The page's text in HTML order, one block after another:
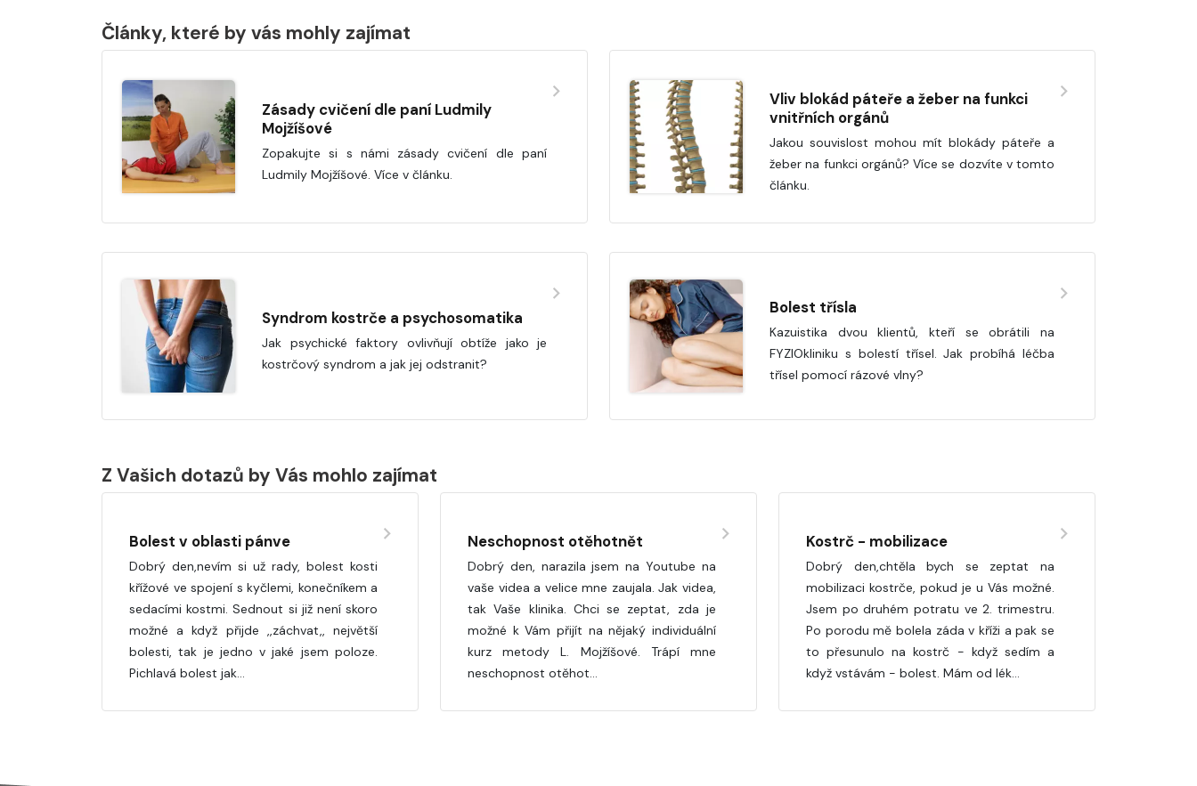
Články, které by vás mohly zajímat
Zásady cvičení dle paní Ludmily
Mojžíšové
Zopakujte si s námi zásady cvičení dle paní
Ludmily Mojžíšové. Více v článku.
Vliv blokád páteře a žeber na funkci
vnitřních orgánů
Jakou souvislost mohou mít blokády páteře a
žeber na funkci orgánů? Více se dozvíte v tomto
článku.
Syndrom kostrče a psychosomatika
Jak psychické faktory ovlivňují obtíže jako je
kostrčový syndrom a jak jej odstranit?
Bolest třísla
Kazuistika dvou klientů, kteří se obrátili na
FYZIOkliniku s bolestí třísel. Jak probíhá léčba
třísel pomocí rázové vlny?
Z Vašich dotazů by Vás mohlo zajímat
Bolest v oblasti pánve
Dobrý den,nevím si už rady, bolest kosti
křížové ve spojení s kyčlemi, konečníkem a
sedacími kostmi. Sednout si již není skoro
možné a když přijde ,,záchvat,, největší
bolesti, tak je jedno v jaké jsem poloze.
Pichlavá bolest jak…
Neschopnost otěhotnět
Dobrý den, narazila jsem na Youtube na
vaše videa a velice mne zaujala. Jak videa,
tak Vaše klinika. Chci se zeptat, zda je
možné k Vám přijít na nějaký individuální
kurz metody L. Mojžíšové. Trápí mne
neschopnost otěhot…
Kostrč - mobilizace
Dobrý den,chtěla bych se zeptat na
mobilizaci kostrče, pokud je u Vás možné.
Jsem po druhém potratu ve 2. trimestru.
Po porodu mě bolela záda v kříži a pak se
to přesunulo na kostrč - když sedím a
když vstávám - bolest. Mám od lék…